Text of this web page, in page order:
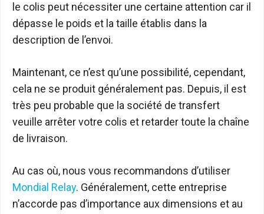
le colis peut nécessiter une certaine attention car il
dépasse le poids et la taille établis dans la
description de l’envoi.
Maintenant, ce n’est qu’une possibilité, cependant,
cela ne se produit généralement pas. Depuis, il est
très peu probable que la société de transfert
veuille arrêter votre colis et retarder toute la chaîne
de livraison.
Au cas où, nous vous recommandons d’utiliser
Mondial Relay. Généralement, cette entreprise
n’accorde pas d’importance aux dimensions et au